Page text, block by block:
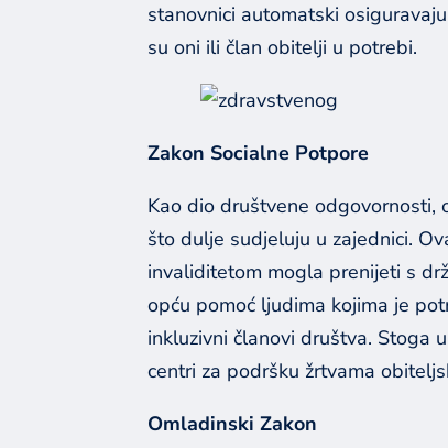
stanovnici automatski
su oni ili član obitelji u potrebi.
Zakon Socialne Potpore
Kao dio društvene odgovornosti,
što dulje sudjeluju u zajednici.
invaliditetom mogla prenijeti s
opću pomoć ljudima kojima je
inkluzivni članovi društva. Stoga
centri za podršku žrtvama
Omladinski Zakon